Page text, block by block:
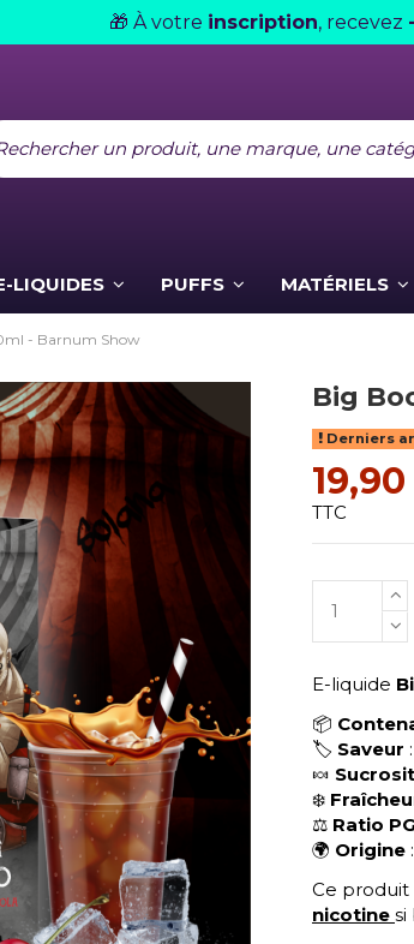
🎁 À votre inscription, recevez
LIQUIDES PUFFS MATÉRIELS
- Barnum Show
Big
Derniers
TTC
E-liquide
📦
🏷️ Saveur
🍬
❄️
⚖️ Ratio
🌍 Origine
Ce produit
nicotine si